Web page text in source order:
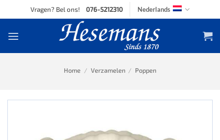
to
Vragen? Bel ons! 076-5212310 Nederlands
Home / Verzamelen / Poppen